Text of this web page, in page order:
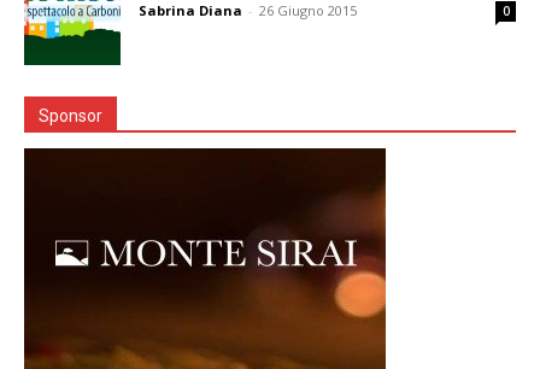
Sabrina Diana - 26 Giugno 2015 0
Sponsor